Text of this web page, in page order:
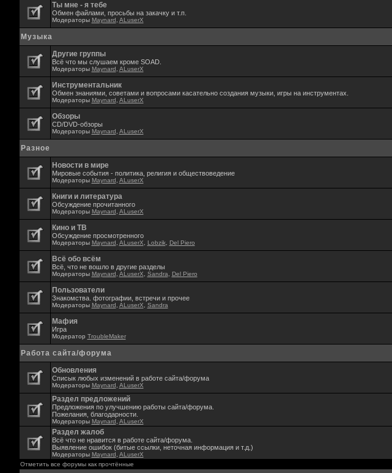
Ты мне - я тебе
Обмен файлами, просьбы на закачку и т.п.
Модераторы Maynard ALuserX
Музыка
Другие группы
Всё что мы слушаем кроме SOAD.
Модераторы Maynard ALuserX
Инструментальник
Обмен знаниями, советами и вопросами касательно создания музыки, игры на инструментах.
Модераторы Maynard ALuserX
Обзоры
CD/DVD-обзоры
Модераторы Maynard ALuserX
Разное
Новости в мире
Мировые события - политика, религия и обществоведение
Модераторы Maynard ALuserX
Книги и литература
Обсуждение прочитанного
Модераторы Maynard ALuserX
Кино и ТВ
Обсуждение просмотренного
Модераторы Maynard ALuserX Lobzik, Del Piero
Всё обо всём
Всё, что не вошло в другие разделы
Модераторы Maynard ALuserX Sandra Del Piero
Пользователи
Знакомства. фотографии, встречи и прочее
Модераторы Maynard ALuserX Sandra
Мафия
Игра
Модератор TroubleMaker
Работа сайта/форума
Обновления
Списык любых изменений в работе сайта/форума
Модераторы Maynard ALuserX
Раздел предложений
Предложения по улучшению работы сайта/форума.
Пожелания, благодарности.
Модераторы Maynard ALuserX
Раздел жалоб
Всё что не нравится в работе сайта/форума.
Выявление ошибок (битые ссылки, неточная информация и т.д.)
Модераторы Maynard ALuserX
Отметить все форумы как прочтённые